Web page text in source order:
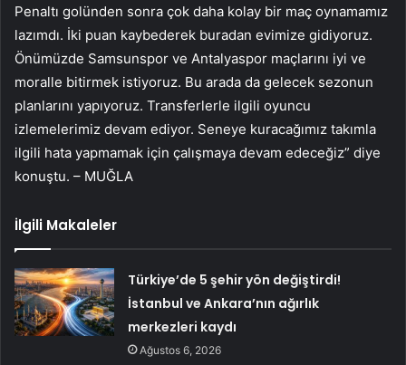
Penaltı golünden sonra çok daha kolay bir maç oynamamız
lazımdı. İki puan kaybederek buradan evimize gidiyoruz.
Önümüzde Samsunspor ve Antalyaspor maçlarını iyi ve
moralle bitirmek istiyoruz. Bu arada da gelecek sezonun
planlarını yapıyoruz. Transferlerle ilgili oyuncu
izlemelerimiz devam ediyor. Seneye kuracağımız takımla
ilgili hata yapmamak için çalışmaya devam edeceğiz” diye
konuştu. – MUĞLA
İlgili Makaleler
Türkiye’de 5 şehir yön değiştirdi!
İstanbul ve Ankara’nın ağırlık
merkezleri kaydı
Ağustos 6, 2026